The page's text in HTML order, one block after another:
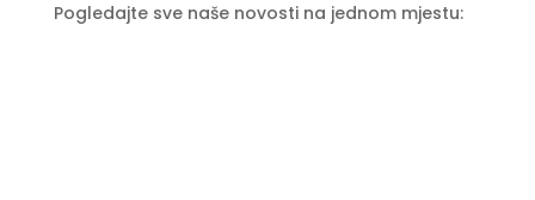
Pogledajte sve naše novosti na jednom mjestu: